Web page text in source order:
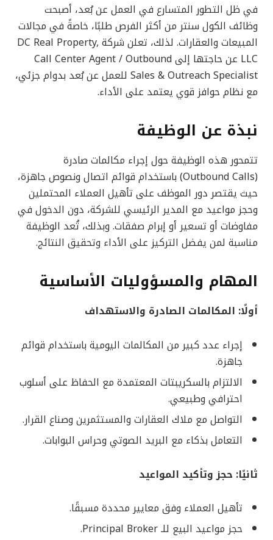
في ظل التطور المتسارع في العمل عن بُعد، أصبحت
وظائف الكول سنتر من أكثر الفرص طلبًا، خاصةً في مجالات
المبيعات والعقارات. لذلك، تعلن شركة DC Real Property,
LLC عن حاجتها إلى Call Center Agent / Outbound
Sales & Outreach Specialist للعمل عن بُعد بدوام جزئي،
مع نظام حوافز قوي يعتمد على الأداء.
نبذة عن الوظيفة
تتمحور هذه الوظيفة حول إجراء مكالمات صادرة
(Outbound Calls) باستخدام قوائم اتصال ونصوص جاهزة،
حيث يقتصر دور الموظف على تأهيل العملاء المحتملين
وحجز مواعيد مع المدير الرئيسي للشركة، دون الدخول في
مفاوضات أو تسعير أو إبرام صفقات. وبذلك، تُعد الوظيفة
مناسبة لمن يفضل التركيز على الأداء وتحقيق النتائج.
المهام والمسؤوليات الأساسية
أولًا: المكالمات الصادرة والاستهداف
إجراء عدد كبير من المكالمات اليومية باستخدام قوائم
جاهزة.
الالتزام بالسكريبتات المعتمدة مع الحفاظ على أسلوب
احترافي وطبيعي.
التواصل مع ملاك العقارات والمستثمرين وصناع القرار.
التعامل بذكاء مع البريد الصوتي وحراس البوابات.
ثانيًا: حجز وتأكيد المواعيد
تأهيل العملاء وفق معايير محددة مسبقًا.
حجز مواعيد البيع للـ Principal Broker.